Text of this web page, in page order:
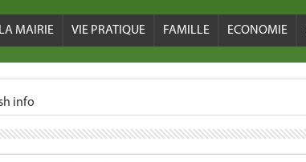
LA MAIRIE VIE PRATIQUE FAMILLE ECONOMIE
info